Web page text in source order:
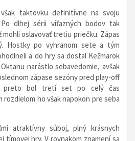
taktovku definitívne na svoju
dlhej sérii víťazných bodov tak
mohli oslavovať tretiu priečku. Zápas
Hostky po vyhranom sete a tým
a do hry sa dostal Kežmarok
narástlo sebavedomie, avšak
zápase sezóny pred play-off
preto bol tretí set po celý čas
rozdielom ho však napokon pre seba
atraktívny súboj, plný krásnych
tímovej hry. V rovnakom znamení sa